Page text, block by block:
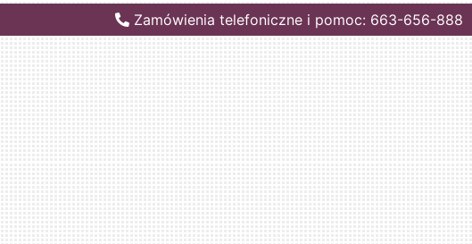
Zamówienia telefoniczne i pomoc: 663-656-888